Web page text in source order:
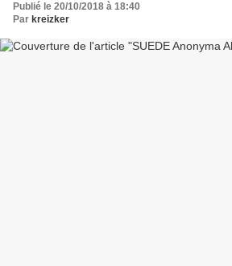
Publié le 20/10/2018 à 18:40
Par kreizker